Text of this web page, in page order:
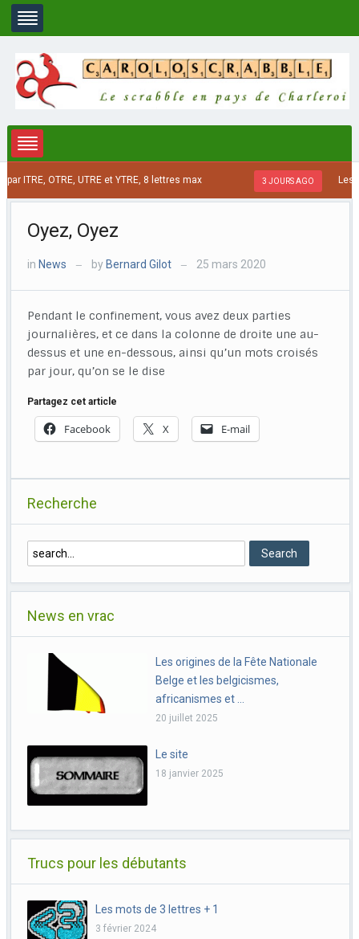
ITRE, OTRE, UTRE et YTRE, 8 lettres max 3 JOURS AGO Les
Oyez, Oyez
in News — by Bernard Gilot — 25 mars 2020
Pendant le confinement, vous avez deux parties
journalières, et ce dans la colonne de droite une au-
dessus et une en-dessous, ainsi qu’un mots croisés
par jour, qu’on se le dise
Partagez cet article
Facebook X E-mail
Recherche
News en vrac
Les origines de la Fête Nationale
Belge et les belgicismes,
africanismes et …
20 juillet 2025
Le site
18 janvier 2025
Trucs pour les débutants
Les mots de 3 lettres + 1
3 février 2024